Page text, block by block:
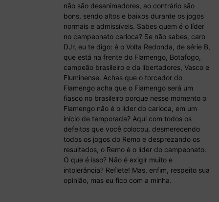
não são desanimadores, ao contrário são
bons, sendo altos e baixos durante os jogos
normais e admissíveis. Sabes quem é o líder
no campeonato carioca? Se não sabes, caro
DJr, eu te digo: é o Volta Redonda, de série B,
que está na frente do Flamengo, Botafogo,
campeão brasileiro e da libertadores, Vasco e
Fluminense. Achas que o torcedor do
Flamengo acha que o Flamengo será um
fiasco no brasileiro porque nesse momento o
Flamengo não é o líder do carioca, em um
início de temporada? Aqui com todos os
defeitos que você colocou, desmerecendo
todos os jogos do Remo e desprezando os
resultados, o Remo é o líder do campeonato.
O que é isso? Não é exigir muito e
intolerância? Reflete! Mas, enfim, respeito sua
opinião, mas eu fico com a minha.